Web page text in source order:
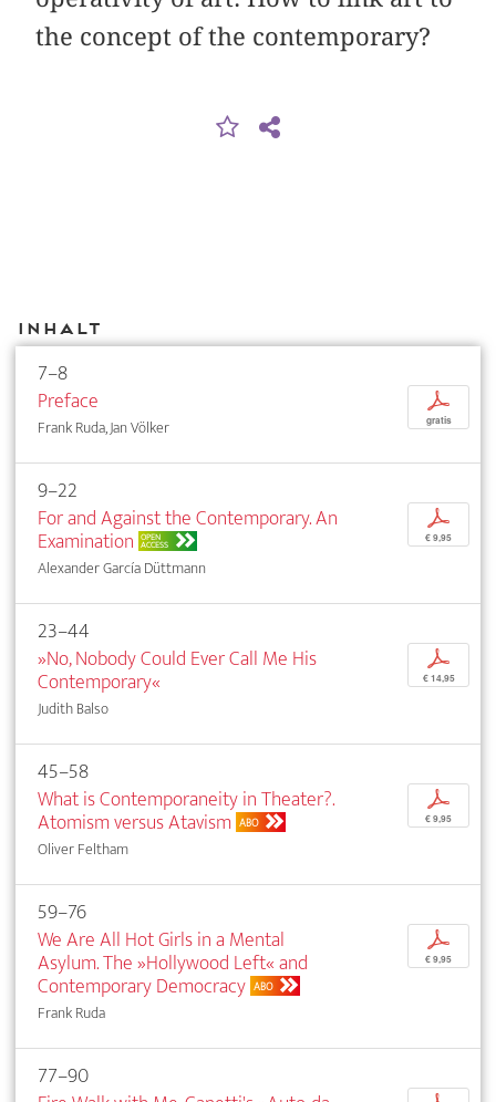
the concept of the contemporary?
Inhalt
7–8
Preface
Frank Ruda, Jan Völker
p
gratis
9–22
For and Against the Contemporary. An
Examination OPEN
ACCESS
Alexander García Düttmann
p
€ 9,95
23–44
»No, Nobody Could Ever Call Me His
Contemporary«
Judith Balso
p
€ 14,95
45–58
What is Contemporaneity in Theater?.
Atomism versus Atavism ABO
Oliver Feltham
p
€ 9,95
59–76
We Are All Hot Girls in a Mental
Asylum. The »Hollywood Left« and
Contemporary Democracy ABO
Frank Ruda
p
€ 9,95
77–90